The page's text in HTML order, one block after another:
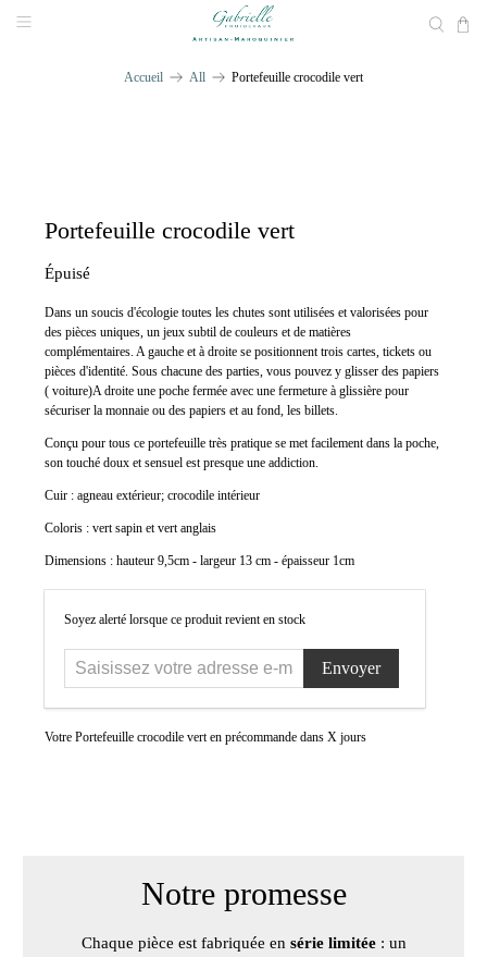
Accueil All Portefeuille crocodile vert
Portefeuille crocodile vert
Épuisé
Dans un soucis d'écologie toutes les chutes sont utilisées et valorisées pour
des pièces uniques, un jeux subtil de couleurs et de matières
complémentaires. A gauche et à droite se positionnent trois cartes, tickets ou
pièces d'identité. Sous chacune des parties, vous pouvez y glisser des papiers
( voiture)A droite une poche fermée avec une fermeture à glissière pour
sécuriser la monnaie ou des papiers et au fond, les billets.
Conçu pour tous ce portefeuille très pratique se met facilement dans la poche,
son touché doux et sensuel est presque une addiction.
Cuir : agneau extérieur; crocodile intérieur
Coloris : vert sapin et vert anglais
Dimensions : hauteur 9,5cm - largeur 13 cm - épaisseur 1cm
Saisissez
adresse
Soyez alerté lorsque ce produit revient en stock
Votre Portefeuille crocodile vert en précommande dans X jours
Notre promesse
Chaque pièce est fabriquée en série limitée: un